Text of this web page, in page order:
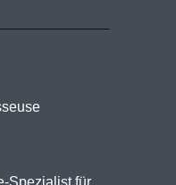
Spezialist für